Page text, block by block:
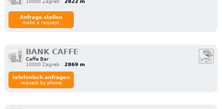
10000 Zagreb 2822 m
Anfrage stellen
make a request
BANK CAFFE
Caffe Bar
10000 Zagreb
2869 m
telefonisch anfragen
request by phone